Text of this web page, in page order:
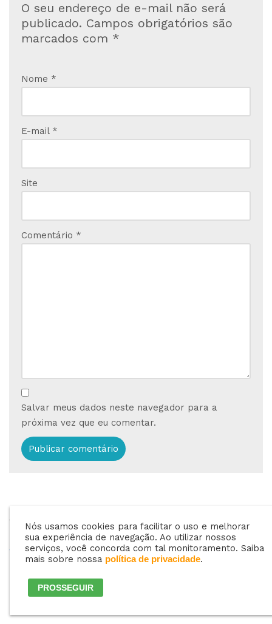
O seu endereço de e-mail não será
publicado. Campos obrigatórios são
marcados com *
Nome *
E-mail *
Site
Comentário *
Salvar meus dados neste navegador para a
próxima vez que eu comentar.
ANTERIOR
Por que usar um
sistema de gestão?
Cadastrar sua
revenda de GLP no
Nós usamos cookies para facilitar o uso e melhorar
sua experiência de navegação. Ao utilizar nossos
serviços, você concorda com tal monitoramento. Saiba
mais sobre nossa política de privacidade.
PROSSEGUIR